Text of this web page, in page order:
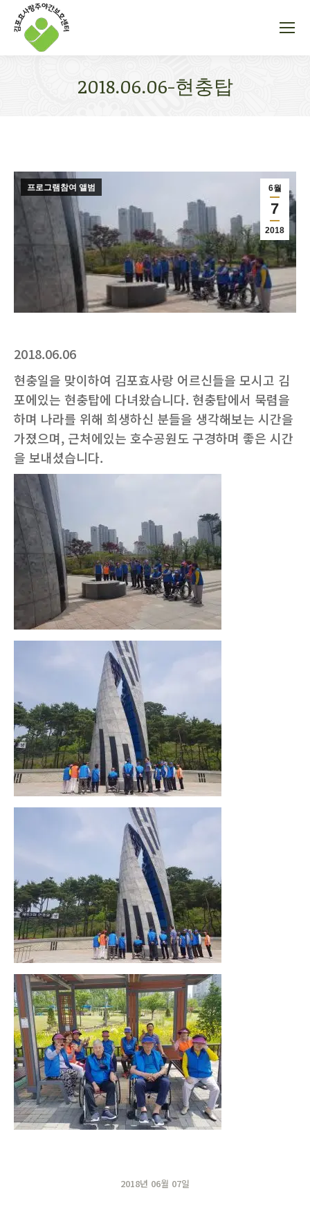
2018.06.06-현충탑
6월
7
2018
프로그램참여 앨범
2018.06.06
현충일을 맞이하여 김포효사랑 어르신들을 모시고 김
포에있는 현충탑에 다녀왔습니다. 현충탑에서 묵렴을
하며 나라를 위해 희생하신 분들을 생각해보는 시간을
가졌으며, 근처에있는 호수공원도 구경하며 좋은 시간
을 보내셨습니다.
2018년 06월 07일